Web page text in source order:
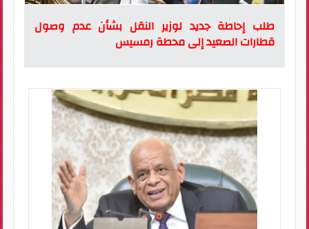
طلب إحاطة جديد لوزير النقل بشأن عدم وصول
قطارات الصعيد إلى محطة رمسيس